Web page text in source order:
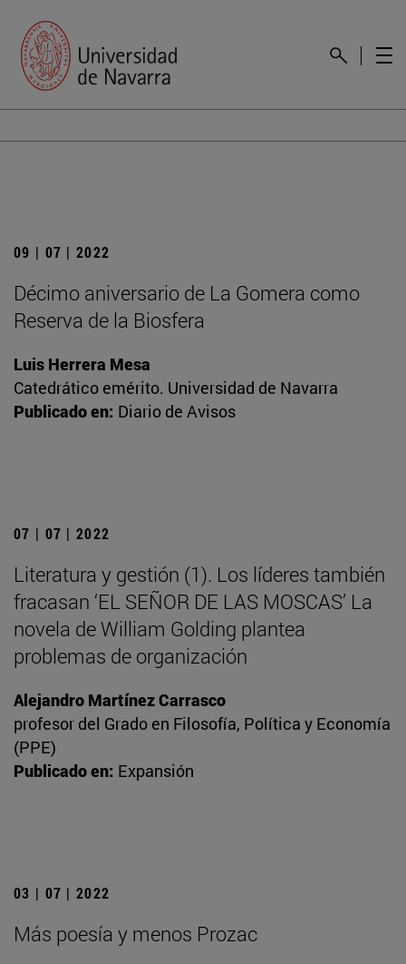
09 | 07 | 2022
Décimo aniversario de La Gomera como
Reserva de la Biosfera
Luis Herrera Mesa
Catedrático emérito. Universidad de Navarra
Publicado en: Diario de Avisos
07 | 07 | 2022
Literatura y gestión (1). Los líderes también
fracasan ‘EL SEÑOR DE LAS MOSCAS’ La
novela de William Golding plantea
problemas de organización
Alejandro Martínez Carrasco
profesor del Grado en Filosofía, Política y Economía
(PPE)
Publicado en: Expansión
03 | 07 | 2022
Más poesía y menos Prozac